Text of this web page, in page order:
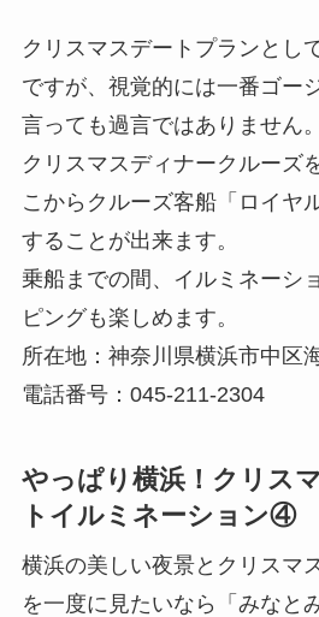
クリスマスデートプランとし
ですが、視覚的には一番ゴー
言っても過言ではありません。
クリスマスディナークルーズ
こからクルーズ客船「ロイヤ
することが出来ます。
乗船までの間、イルミネーシ
ピングも楽しめます。
所在地：神奈川県横浜市中区
電話番号：045-211-2304
やっぱり横浜！クリス
トイルミネーション④
横浜の美しい夜景とクリスマ
を一度に見たいなら「みなと